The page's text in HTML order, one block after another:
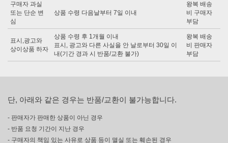
구매자 과실
또는 단순 변
심
상품 수령 다음날부터 7일 이내
왕복 배송
비 구매자
부담
표시,광고와
상이상품 하자
상품 수령 후 1개월 이내
표시, 광고와 다른 사실을 안 날로부터 30일 이
내(기간 경과 시 반품/교환 불가)
왕복 배송
비 판매자
부담
단, 아래와 같은 경우는 반품/교환이 불가능합니다.
- 판매자가 판매한 상품이 아닌 경우
- 반품 요청 기간이 지난 경우
- 구매자의 책임 있는 사유로 상품 등이 멸실 또는 훼손된 경우